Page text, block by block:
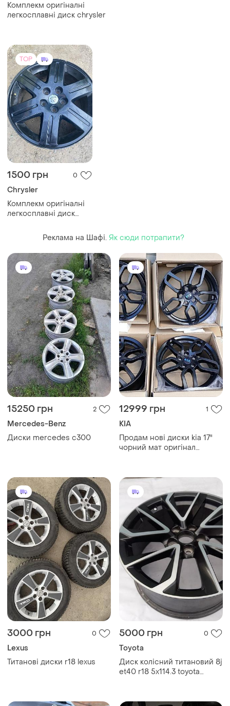
Комплекм оригіналні
легкосплавні диск chrysler
TOP
1500 грн 0
Chrysler
Комплекм оригіналні
легкосплавні диск
Реклама на Шафі. Як сюди потрапити?
15250 грн 2
Mercedes-Benz
Диски mercedes c300
12999 грн 1
КІА
Продам нові диски kia 17"
чорний мат оригінал
3000 грн 0
Lexus
Титанові диски r18 lexus
5000 грн 0
Toyota
Диск колісний титановий 8j
et40 r18 5х114.3 toyota